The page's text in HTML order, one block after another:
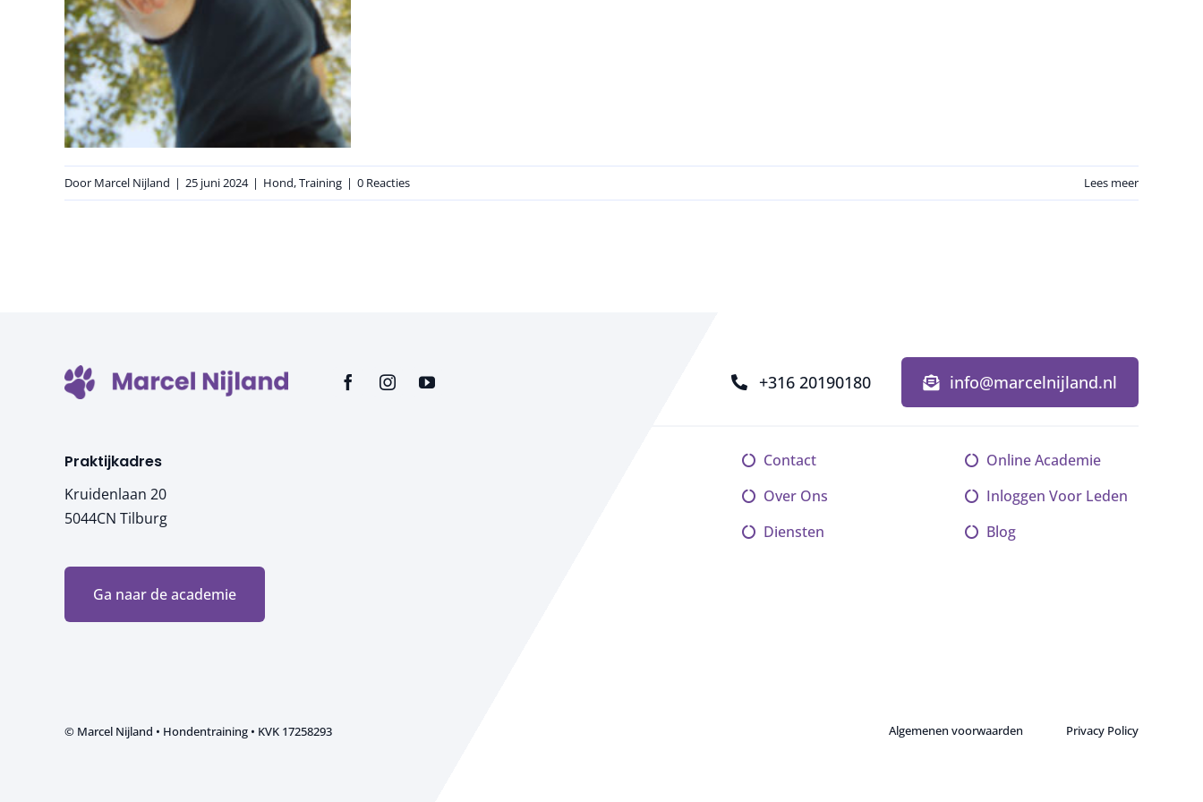
Door Marcel Nijland | 25 juni 2024 | Hond,Training | 0 Reacties Lees meer
+316 20190180 info@marcelnijland.nl
Praktijkadres
Kruidenlaan 20
5044CN Tilburg
Ga naar de academie
Contact
Over Ons
Diensten
Online Academie
Inloggen Voor Leden
Blog
© Marcel Nijland • Hondentraining • KVK 17258293 Algemenen voorwaarden Privacy Policy